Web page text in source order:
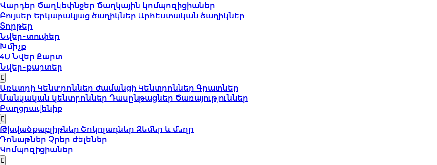
Վարդեր Ծաղկեփնջեր Ծաղկային կոմպոզիցիաներ
Բույսեր Երկարակյաց ծաղիկներ Արհեստական ծաղիկներ
Տորթեր
Նվեր-տուփեր
Խմիչք
4U Նվեր Քարտ
Նվեր-քարտեր
Առևտրի Կենտրոններ Ժամանցի Կենտրոններ Գրատներ
Մանկական կենտրոններ Դասընթացներ Ծառայություններ
Քաղցրավենիք
Թխվածքաբլիթներ Շոկոլադներ Ջեմեր և մեղր
Դոնաթներ Չրեր Ժելեներ
Կոմպոզիցիաներ